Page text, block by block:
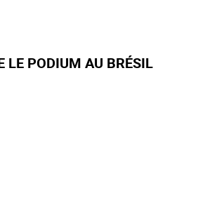
LE PODIUM AU BRÉSIL